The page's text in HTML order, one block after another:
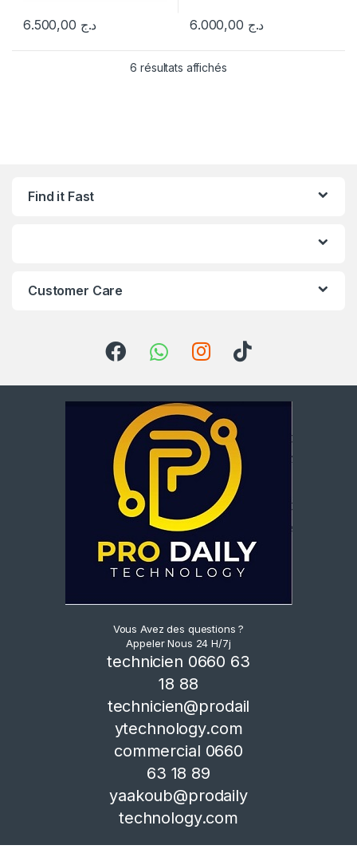
د.ج د.ج
6 résultats affichés
Find it Fast
Customer Care
Vous Avez des questions ?
Appeler Nous 24 H/7j
technicien 0660 63
18 88
technicien@prodail
ytechnology.com
commercial 0660
63 18 89
yaakoub@prodaily
technology.com